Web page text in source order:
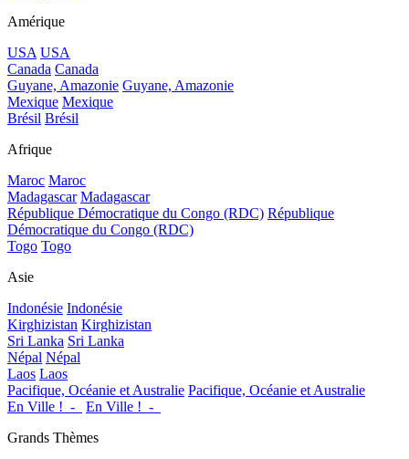
Amérique
USA USA
Canada Canada
Guyane, Amazonie Guyane, Amazonie
Mexique Mexique
Brésil Brésil
Afrique
Maroc Maroc
Madagascar Madagascar
République Démocratique du Congo (RDC) République
Démocratique du Congo (RDC)
Togo Togo
Asie
Indonésie Indonésie
Kirghizistan Kirghizistan
Sri Lanka Sri Lanka
Népal Népal
Laos Laos
Pacifique, Océanie et Australie Pacifique, Océanie et Australie
En Ville !_-_
En Ville !_-_
Grands Thèmes